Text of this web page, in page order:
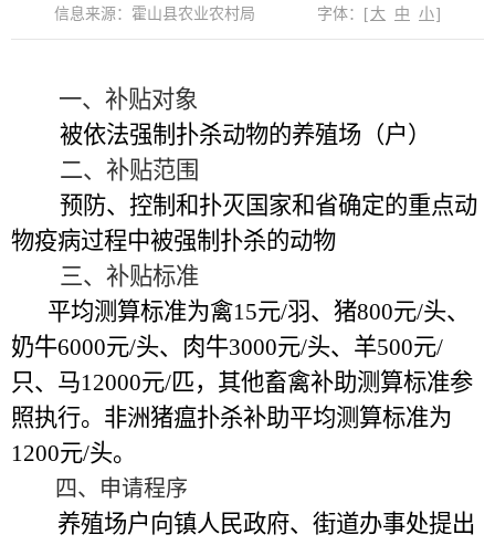
信息来源：霍山县农业农村局
字体： [大 中 小]
一、补贴对象
被依法强制扑杀动物的养殖场（户）
二、补贴范围
预防、控制和扑灭国家和省确定的重点动
物疫病过程中被强制扑杀的动物
三、补贴标准
平均测算标准为禽15元/羽、猪800元/头、
奶牛6000元/头、肉牛3000元/头、羊500元/
只、马12000元/匹，其他畜禽补助测算标准参
照执行。非洲猪瘟扑杀补助平均测算标准为
1200元/头。
四、申请程序
养殖场户向镇人民政府、街道办事处提出